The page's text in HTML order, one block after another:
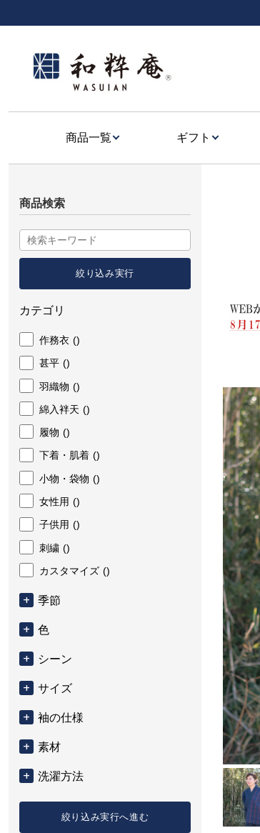
商品一覧 ギフト
商品検索
カテゴリ
作務衣 ()
甚平 ()
羽織物 ()
綿入袢天 ()
履物 ()
下着・肌着 ()
小物・袋物 ()
女性用 ()
子供用 ()
刺繍 ()
カスタマイズ ()
季節
色
シーン
サイズ
袖の仕様
素材
洗濯方法
絞り込み実行へ進む